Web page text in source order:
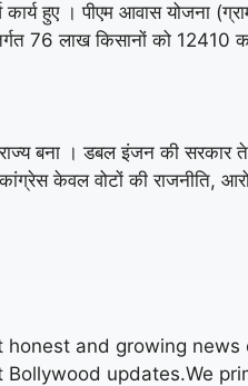
कार्य हुए । पीएम आवास
76 लाख किसानों को
बना । डबल इंजन की
केवल वोटों की राजनीति,
honest and growing
updates.We